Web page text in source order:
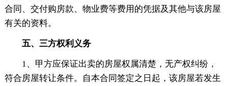
合同、交付购房款、物业费等费用的凭据及其他与该房屋
有关的资料。
五、三方权利义务
1、甲方应保证出卖的房屋权属清楚，无产权纠纷，
符合房屋转让条件。自本合同签定之日起，该房屋若发生